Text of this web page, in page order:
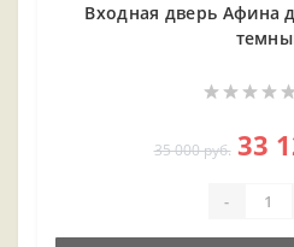
Входная дверь Афина
35 000 руб. 33
-